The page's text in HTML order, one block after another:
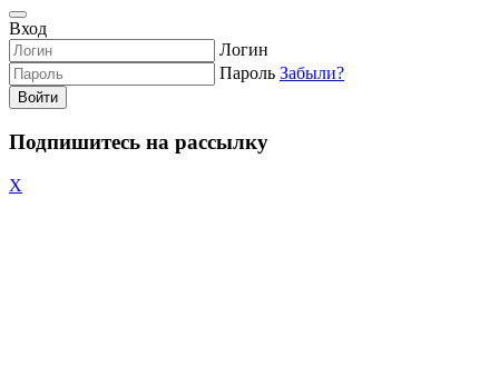
Вход
Логин
Пароль Забыли?
Войти
Подпишитесь на рассылку
X